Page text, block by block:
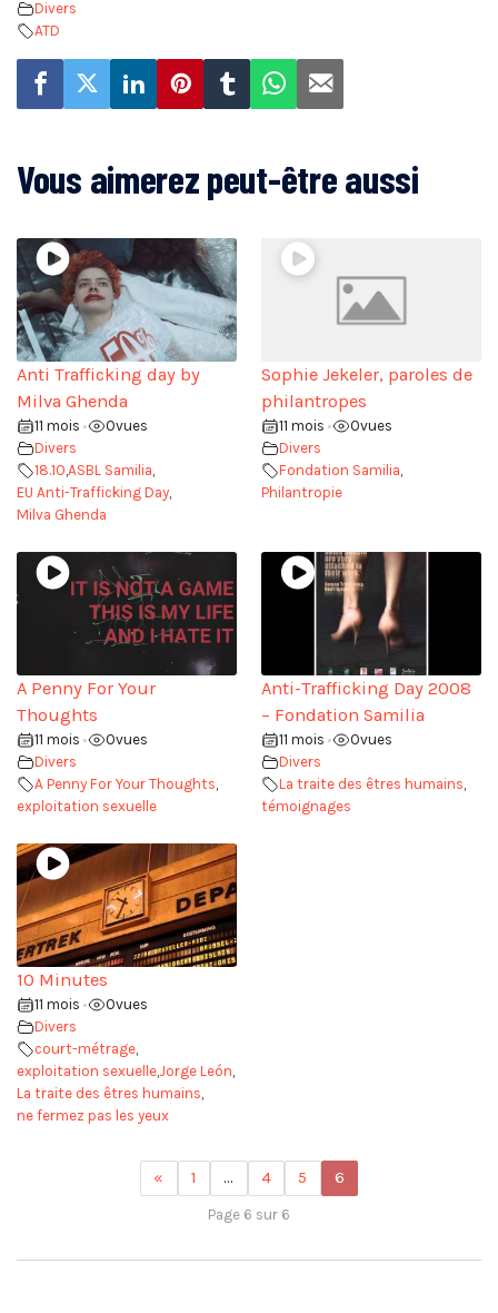
Divers
ATD
Vous aimerez peut-être aussi
Anti Trafficking day by
Milva Ghenda
11 mois • 0vues
Divers
18.10,ASBL Samilia,
EU Anti-Trafficking Day,
Milva Ghenda
Sophie Jekeler, paroles de
philantropes
11 mois • 0vues
Divers
Fondation Samilia,
Philantropie
A Penny For Your
Thoughts
11 mois • 0vues
Divers
A Penny For Your Thoughts,
exploitation sexuelle
Anti-Trafficking Day 2008
– Fondation Samilia
11 mois • 0vues
Divers
La traite des êtres humains,
témoignages
10 Minutes
11 mois • 0vues
Divers
court-métrage
exploitation sexuelle Jorge León
La traite des êtres humains
ne fermez pas les yeux
« 1 … 4 5 6
Page 6 sur 6